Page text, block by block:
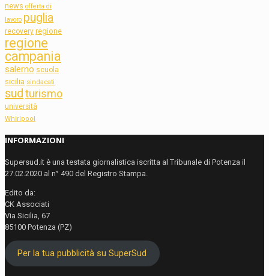
news offerta di
lavoro puglia
recovery regione
regione
campania
salerno scuola
sicilia sindacati
sudturismo
università
Whirlpool
INFORMAZIONI
Supersud.it è una testata giornalistica iscritta al Tribunale di Potenza il
27.02.2020 al n° 490 del Registro Stampa.
Edito da:
CK Associati
Via Sicilia, 67
85100 Potenza (PZ)
Per la tua pubblicità su SuperSud